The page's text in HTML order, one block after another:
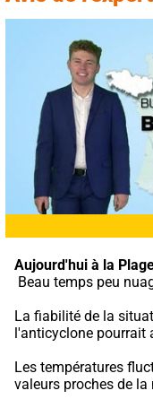
Aujourd'hui à la
Beau temps peu
La fiabilité de la
l'anticyclone pourrait
Les températures
valeurs proches de la